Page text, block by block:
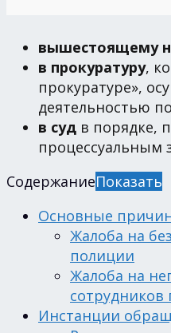
вышестоящему
в прокуратуру,
прокуратуре»,
деятельностью
в суд в порядке,
процессуальным
СодержаниеПоказать
Основные
Жалоба на
полиции
Жалоба на
сотрудников
Инстанции